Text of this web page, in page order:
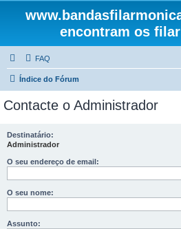
encontram os
FAQ
Índice do Fórum
Contacte o Administrador
Destinatário:
Administrador
O seu endereço de email:
O seu nome:
Assunto: